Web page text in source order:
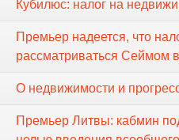
Кубилюс: налог на
Премьер надеется, что
рассматриваться Сеймом
О недвижимости и
Премьер Литвы: кабмин